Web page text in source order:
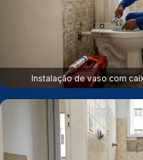
Instalação de vaso com